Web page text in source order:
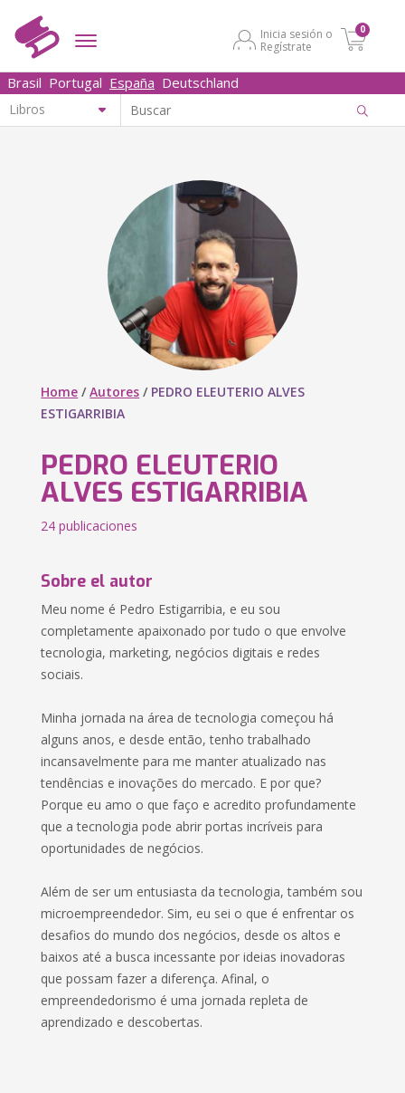
Inicia sesión o
Regístrate
0
Brasil Portugal España Deutschland
Home /Autores / PEDRO ELEUTERIO ALVES
ESTIGARRIBIA
PEDRO ELEUTERIO
ALVES ESTIGARRIBIA
24 publicaciones
Sobre el autor
Meu nome é Pedro Estigarribia, e eu sou
completamente apaixonado por tudo o que envolve
tecnologia, marketing, negócios digitais e redes
sociais.
Minha jornada na área de tecnologia começou há
alguns anos, e desde então, tenho trabalhado
incansavelmente para me manter atualizado nas
tendências e inovações do mercado. E por que?
Porque eu amo o que faço e acredito profundamente
que a tecnologia pode abrir portas incríveis para
oportunidades de negócios.
Além de ser um entusiasta da tecnologia, também sou
microempreendedor. Sim, eu sei o que é enfrentar os
desafios do mundo dos negócios, desde os altos e
baixos até a busca incessante por ideias inovadoras
que possam fazer a diferença. Afinal, o
empreendedorismo é uma jornada repleta de
aprendizado e descobertas.